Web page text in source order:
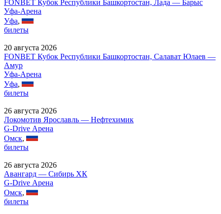
FONBET Кубок Республики Башкортостан, Лада — Барыс
Уфа-Арена
Уфа,
билеты
20 августа 2026
FONBET Кубок Республики Башкортостан, Салават Юлаев —
Амур
Уфа-Арена
Уфа,
билеты
26 августа 2026
Локомотив Ярославль — Нефтехимик
G-Drive Арена
Омск,
билеты
26 августа 2026
Авангард — Сибирь ХК
G-Drive Арена
Омск,
билеты